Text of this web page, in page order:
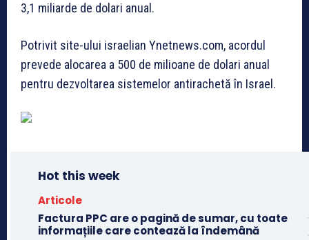
3,1 miliarde de dolari anual.
Potrivit site-ului israelian Ynetnews.com, acordul
prevede alocarea a 500 de milioane de dolari anual
pentru dezvoltarea sistemelor antirachetă în Israel.
Hot this week
Articole
Factura PPC are o pagină de sumar, cu toate
informațiile care contează la îndemână